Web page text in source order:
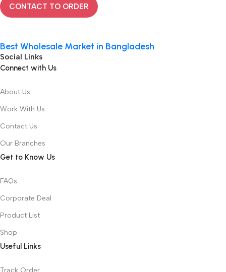
CONTACT TO ORDER
Best Wholesale Market in Bangladesh
Social Links
Connect with Us
About Us
Work With Us
Contact Us
Our Branches
Get to Know Us
FAQs
Corporate Deal
Product List
Shop
Useful Links
Track Order